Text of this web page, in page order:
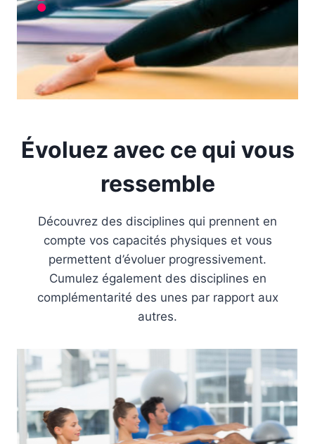
Évoluez avec ce qui vous
ressemble
Découvrez des disciplines qui prennent en
compte vos capacités physiques et vous
permettent d’évoluer progressivement.
Cumulez également des disciplines en
complémentarité des unes par rapport aux
autres.